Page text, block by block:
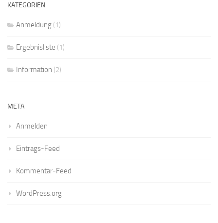
KATEGORIEN
Anmeldung (1)
Ergebnisliste (1)
Information (2)
META
Anmelden
Eintrags-Feed
Kommentar-Feed
WordPress.org